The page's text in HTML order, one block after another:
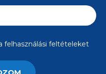
felhasználási feltételeket